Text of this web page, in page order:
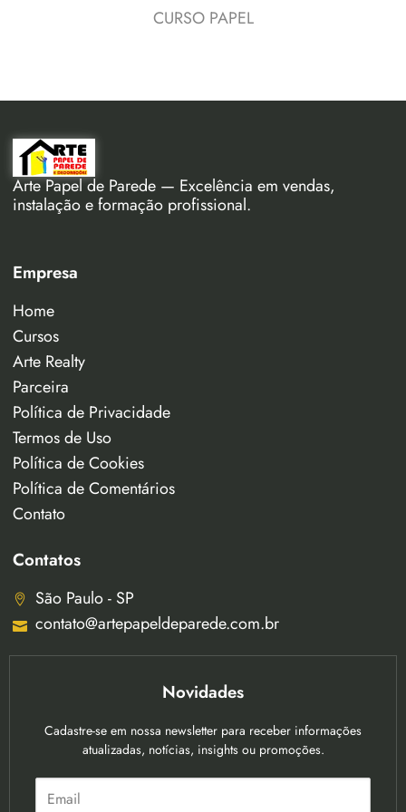
CURSO PAPEL
Arte Papel de Parede — Excelência em vendas,
instalação e formação profissional.
Empresa
Home
Cursos
Arte Realty
Parceira
Política de Privacidade
Termos de Uso
Política de Cookies
Política de Comentários
Contato
Contatos
São Paulo - SP
contato@artepapeldeparede.com.br
Novidades
Cadastre-se em nossa newsletter para receber informações
atualizadas, notícias, insights ou promoções.